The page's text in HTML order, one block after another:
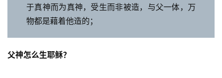
于真神而为真神，受生而非被造，与父一体，万
物都是藉着他造的；
父神怎么生耶稣？